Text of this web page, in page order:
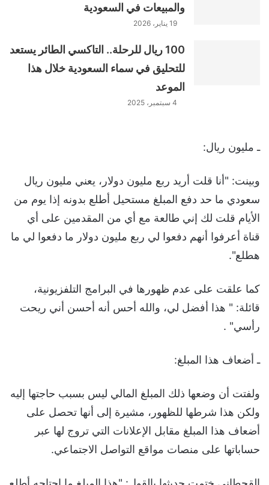
والمبيعات في السعودية
19 يناير، 2026
100 ريال للرحلة.. التاكسي الطائر يستعد
للتحليق في سماء السعودية خلال هذا
الموعد
4 سبتمبر، 2025
ـ مليون ريال:
وبينت: "أنا قلت أريد ربع مليون دولار، يعني مليون ريال
سعودي ما حد دفع المبلغ مستحيل أطلع بدونه إذا يوم من
الأيام قلت لك إني طالعة مع أي من المقدمين على أي
قناة أعرفوا أنهم دفعوا لي ربع مليون دولار ما دفعوا لي ما
هطلع".
كما علقت على عدم ظهورها في البرامج التلفزيونية،
قائلة: " هذا أفضل لي، والله أحس أنه أحسن أني ريحت
رأسي" .
ـ أضعاف هذا المبلغ:
ولفتت أن وضعها ذلك المبلغ المالي ليس بسبب حاجتها إليه
ولكن هذا شرطها للظهور، مشيرة إلى أنها تحصل على
أضعاف هذا المبلغ مقابل الإعلانات التي تروج لها عبر
حساباتها على منصات مواقع التواصل الاجتماعي.